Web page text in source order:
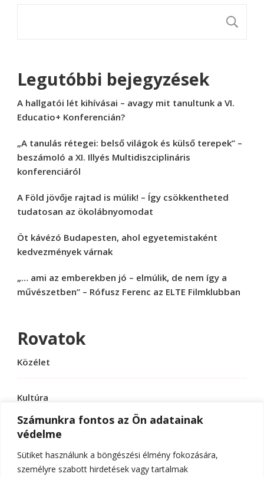
Számunkra fontos az Ön adatainak
védelme
Sütiket használunk a böngészési élmény fokozására,
személyre szabott hirdetések vagy tartalmak
Legutóbbi bejegyzések
A hallgatói lét kihívásai – avagy mit tanultunk a VI.
Educatio+ Konferencián?
„A tanulás rétegei: belső világok és külső terepek” –
beszámoló a XI. Illyés Multidiszciplináris
konferenciáról
A Föld jövője rajtad is múlik! – Így csökkentheted
tudatosan az ökolábnyomodat
Öt kávézó Budapesten, ahol egyetemistaként
kedvezmények várnak
„… ami az emberekben jó – elmúlik, de nem így a
művészetben” – Rófusz Ferenc az ELTE Filmklubban
Rovatok
Közélet
Kultúra
Sport
Tudomány